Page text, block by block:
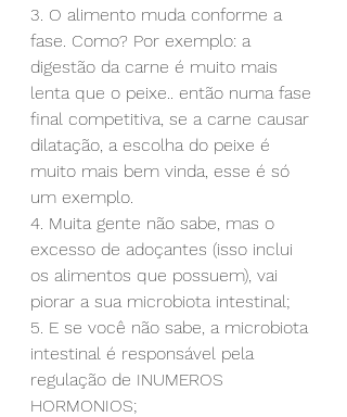
3. O alimento muda conforme a
fase. Como? Por exemplo: a
digestão da carne é muito mais
lenta que o peixe.. então numa fase
final competitiva, se a carne causar
dilatação, a escolha do peixe é
muito mais bem vinda, esse é só
um exemplo.
4. Muita gente não sabe, mas o
excesso de adoçantes (isso inclui
os alimentos que possuem), vai
piorar a sua microbiota intestinal;
5. E se você não sabe, a microbiota
intestinal é responsável pela
regulação de INUMEROS
HORMONIOS;